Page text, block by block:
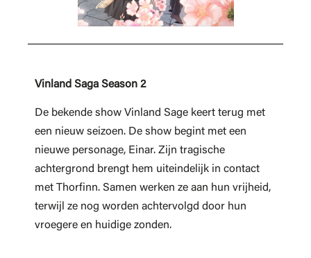
Vinland Saga Season 2
De bekende show Vinland Sage keert terug met
een nieuw seizoen. De show begint met een
nieuwe personage, Einar. Zijn tragische
achtergrond brengt hem uiteindelijk in contact
met Thorfinn. Samen werken ze aan hun vrijheid,
terwijl ze nog worden achtervolgd door hun
vroegere en huidige zonden.